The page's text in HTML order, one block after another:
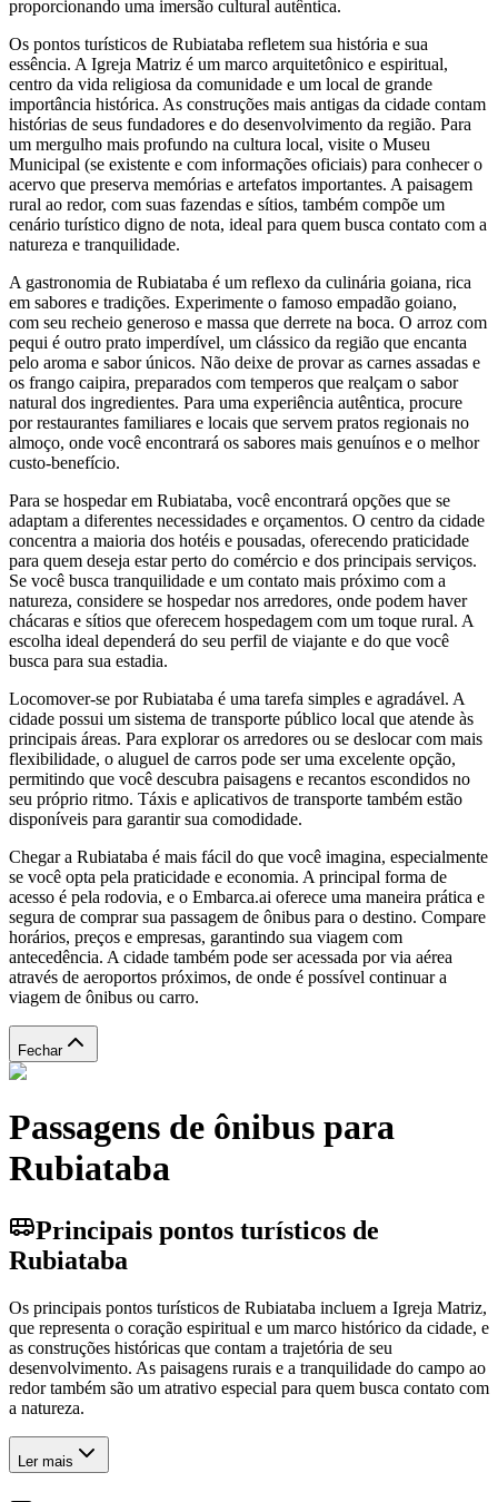
proporcionando uma imersão cultural autêntica.
Os pontos turísticos de Rubiataba refletem sua história e sua
essência. A Igreja Matriz é um marco arquitetônico e espiritual,
centro da vida religiosa da comunidade e um local de grande
importância histórica. As construções mais antigas da cidade contam
histórias de seus fundadores e do desenvolvimento da região. Para
um mergulho mais profundo na cultura local, visite o Museu
Municipal (se existente e com informações oficiais) para conhecer o
acervo que preserva memórias e artefatos importantes. A paisagem
rural ao redor, com suas fazendas e sítios, também compõe um
cenário turístico digno de nota, ideal para quem busca contato com a
natureza e tranquilidade.
A gastronomia de Rubiataba é um reflexo da culinária goiana, rica
em sabores e tradições. Experimente o famoso empadão goiano,
com seu recheio generoso e massa que derrete na boca. O arroz com
pequi é outro prato imperdível, um clássico da região que encanta
pelo aroma e sabor únicos. Não deixe de provar as carnes assadas e
os frango caipira, preparados com temperos que realçam o sabor
natural dos ingredientes. Para uma experiência autêntica, procure
por restaurantes familiares e locais que servem pratos regionais no
almoço, onde você encontrará os sabores mais genuínos e o melhor
custo-benefício.
Para se hospedar em Rubiataba, você encontrará opções que se
adaptam a diferentes necessidades e orçamentos. O centro da cidade
concentra a maioria dos hotéis e pousadas, oferecendo praticidade
para quem deseja estar perto do comércio e dos principais serviços.
Se você busca tranquilidade e um contato mais próximo com a
natureza, considere se hospedar nos arredores, onde podem haver
chácaras e sítios que oferecem hospedagem com um toque rural. A
escolha ideal dependerá do seu perfil de viajante e do que você
busca para sua estadia.
Locomover-se por Rubiataba é uma tarefa simples e agradável. A
cidade possui um sistema de transporte público local que atende às
principais áreas. Para explorar os arredores ou se deslocar com mais
flexibilidade, o aluguel de carros pode ser uma excelente opção,
permitindo que você descubra paisagens e recantos escondidos no
seu próprio ritmo. Táxis e aplicativos de transporte também estão
disponíveis para garantir sua comodidade.
Chegar a Rubiataba é mais fácil do que você imagina, especialmente
se você opta pela praticidade e economia. A principal forma de
acesso é pela rodovia, e o Embarca.ai oferece uma maneira prática e
segura de comprar sua passagem de ônibus para o destino. Compare
horários, preços e empresas, garantindo sua viagem com
antecedência. A cidade também pode ser acessada por via aérea
através de aeroportos próximos, de onde é possível continuar a
viagem de ônibus ou carro.
Fechar
Passagens de ônibus para
Rubiataba
Principais pontos turísticos de
Rubiataba
Os principais pontos turísticos de Rubiataba incluem a Igreja Matriz,
que representa o coração espiritual e um marco histórico da cidade, e
as construções históricas que contam a trajetória de seu
desenvolvimento. As paisagens rurais e a tranquilidade do campo ao
redor também são um atrativo especial para quem busca contato com
a natureza.
Ler mais